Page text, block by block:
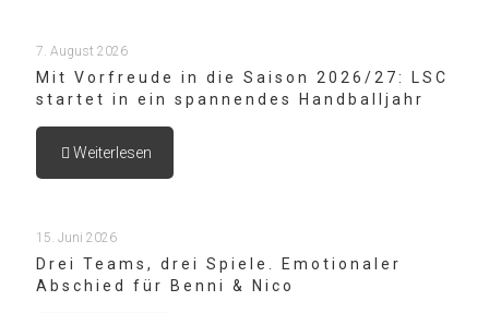
7. August 2026
Mit Vorfreude in die Saison 2026/27: LSC
startet in ein spannendes Handballjahr
Weiterlesen
15. Juni 2026
Drei Teams, drei Spiele. Emotionaler
Abschied für Benni & Nico